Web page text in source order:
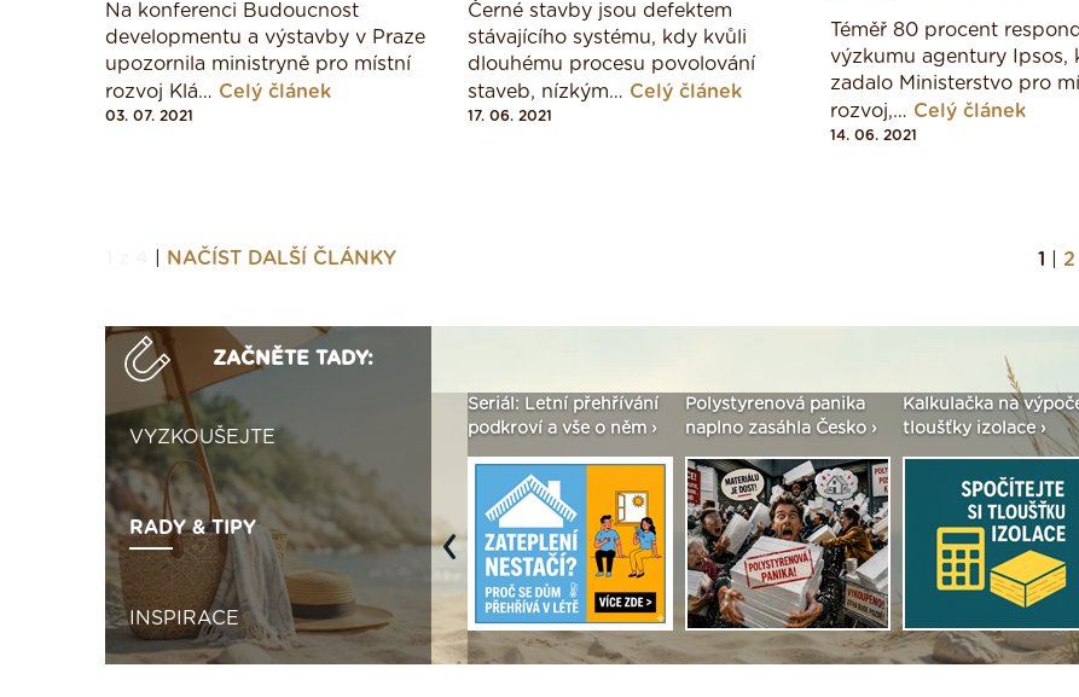
Na konferenci Budoucnost
developmentu a výstavby v Praze
upozornila ministryně pro místní
rozvoj Klá… Celý článek
03. 07. 2021
Černé stavby jsou defektem
stávajícího systému, kdy kvůli
dlouhému procesu povolování
staveb, nízkým… Celý článek
17. 06. 2021
Téměř 80 procent
výzkumu agentury Ipsos,
zadalo Ministerstvo pro
rozvoj,… Celý článek
14. 06. 2021
NAČÍST DALŠÍ ČLÁNKY 1 2
ZAČNĚTE TADY:
VYZKOUŠEJTE
RADY & TIPY
INSPIRACE
Není polystyren? My ho
seženeme! ›
podkroví a vše o něm ›
Polystyrenová panika
naplno zasáhla Česko ›
Kalkulačka na výpočet
tloušťky izolace ›
Seriál: Fasády ETICS
vše podstatné v
Previous